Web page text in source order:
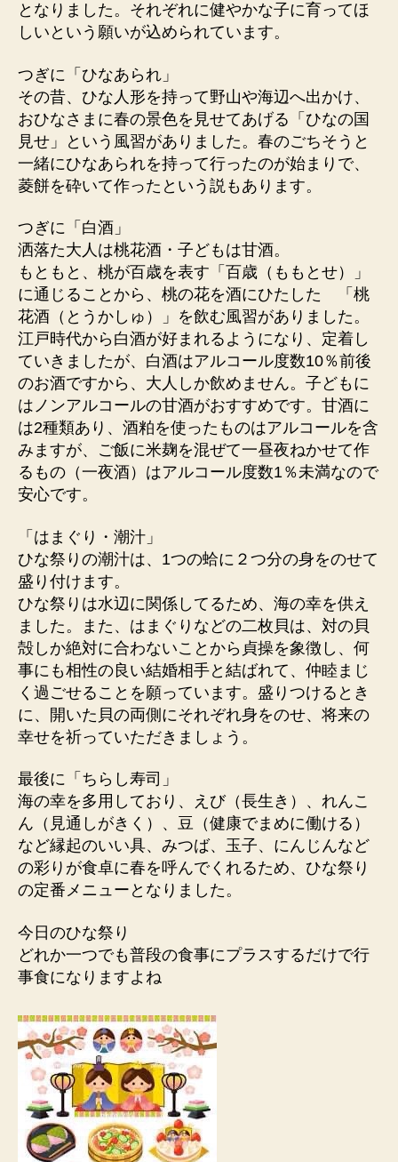
となりました。それぞれに健やかな子に育ってほ
しいという願いが込められています。
つぎに「ひなあられ」
その昔、ひな人形を持って野山や海辺へ出かけ、
おひなさまに春の景色を見せてあげる「ひなの国
見せ」という風習がありました。春のごちそうと
一緒にひなあられを持って行ったのが始まりで、
菱餅を砕いて作ったという説もあります。
つぎに「白酒」
洒落た大人は桃花酒・子どもは甘酒。
もともと、桃が百歳を表す「百歳（ももとせ）」
に通じることから、桃の花を酒にひたした 「桃
花酒（とうかしゅ）」を飲む風習がありました。
江戸時代から白酒が好まれるようになり、定着し
ていきましたが、白酒はアルコール度数10％前後
のお酒ですから、大人しか飲めません。子どもに
はノンアルコールの甘酒がおすすめです。甘酒に
は2種類あり、酒粕を使ったものはアルコールを含
みますが、ご飯に米麹を混ぜて一昼夜ねかせて作
るもの（一夜酒）はアルコール度数1％未満なので
安心です。
「はまぐり・潮汁」
ひな祭りの潮汁は、1つの蛤に２つ分の身をのせて
盛り付けます。
ひな祭りは水辺に関係してるため、海の幸を供え
ました。また、はまぐりなどの二枚貝は、対の貝
殻しか絶対に合わないことから貞操を象徴し、何
事にも相性の良い結婚相手と結ばれて、仲睦まじ
く過ごせることを願っています。盛りつけるとき
に、開いた貝の両側にそれぞれ身をのせ、将来の
幸せを祈っていただきましょう。
最後に「ちらし寿司」
海の幸を多用しており、えび（長生き）、れんこ
ん（見通しがきく）、豆（健康でまめに働ける）
など縁起のいい具、みつば、玉子、にんじんなど
の彩りが食卓に春を呼んでくれるため、ひな祭り
の定番メニューとなりました。
今日のひな祭り
どれか一つでも普段の食事にプラスするだけで行
事食になりますよね